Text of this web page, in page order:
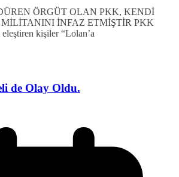
ÖRGÜT OLAN PKK, KENDİ
İNFAZ ETMİŞTİR PKK
eleştiren kişiler “Lolan’a
de Olay Oldu.